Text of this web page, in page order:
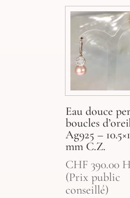
Eau douce
boucles
Ag925 –
mm C.Z.
CHF 390.00
(Prix public
conseillé)